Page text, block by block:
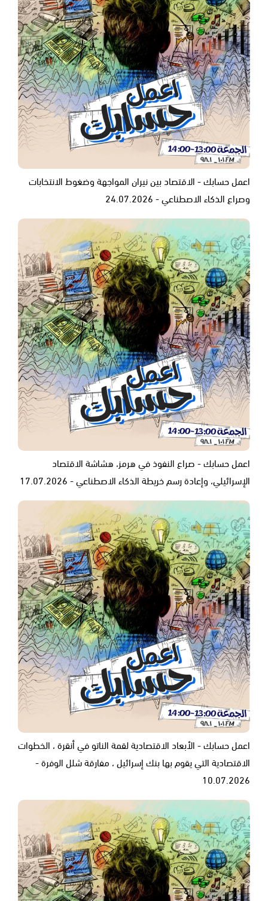
اعمل حسابك - الاقتصاد بين نيران المواجهة وضغوط الانتخابات
وصراع الذكاء الاصطناعي - 24.07.2026
اعمل حسابك - صراع النفوذ في هرمز، هشاشة الاقتصاد
الإسرائيلي، وإعادة رسم خريطة الذكاء الاصطناعي - 17.07.2026
اعمل حسابك - الأبعاد الاقتصادية لقمة الناتو في أنقرة ، الخطوات
الاقتصادية التي يقوم بها بنك إسرائيل ، مفارقة شلل الوفرة -
10.07.2026